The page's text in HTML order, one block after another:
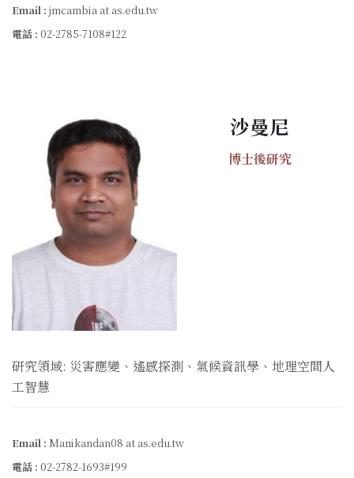
Email : jmcambia at as.edu.tw
電話 : 02-2785-7108#122
沙曼尼
博士後研究
研究領域: 災害應變、遙感探測、氣候資訊學、地理空間人
工智慧
Email : Manikandan08 at as.edu.tw
電話 : 02-2782-1693#199